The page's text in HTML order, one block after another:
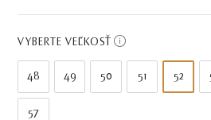
VYBERTE VEĽKOSŤ
48 49 50 51 52
57